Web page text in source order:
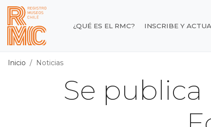
Contenido principal
Registro de Museos
¿QUÉ ES EL RMC? INSCRIBE Y
Inicio Noticias
Se